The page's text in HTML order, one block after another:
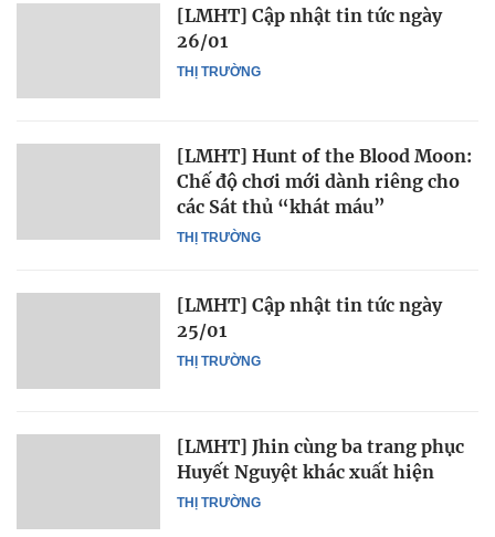
THỊ TRƯỜNG
[LMHT] Cập nhật tin tức ngày
26/01
THỊ TRƯỜNG
[LMHT] Hunt of the Blood Moon:
Chế độ chơi mới dành riêng cho
các Sát thủ “khát máu”
THỊ TRƯỜNG
[LMHT] Cập nhật tin tức ngày
25/01
THỊ TRƯỜNG
[LMHT] Jhin cùng ba trang phục
Huyết Nguyệt khác xuất hiện